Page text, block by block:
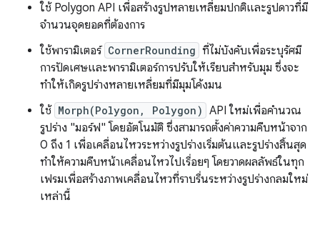
ใช้ Polygon API เพื่อสร้างรูปหลายเหลี่ยมปกติและรูปดาวที่มี
จำนวนจุดยอดที่ต้องการ
ใช้พารามิเตอร์ CornerRounding ที่ไม่บังคับเพื่อระบุรัศมี
การปัดเศษและพารามิเตอร์การปรับให้เรียบสำหรับมุม ซึ่งจะ
ทำให้เกิดรูปร่างหลายเหลี่ยมที่มีมุมโค้งมน
ใช้ Morph(Polygon, Polygon) API ใหม่เพื่อคำนวณ
รูปร่าง "มอร์ฟ" โดยอัตโนมัติ ซึ่งสามารถตั้งค่าความคืบหน้าจาก
0 ถึง 1 เพื่อเคลื่อนไหวระหว่างรูปร่างเริ่มต้นและรูปร่างสิ้นสุด
ทำให้ความคืบหน้าเคลื่อนไหวไปเรื่อยๆ โดยวาดผลลัพธ์ในทุก
เฟรมเพื่อสร้างภาพเคลื่อนไหวที่ราบรื่นระหว่างรูปร่างกลมใหม่
เหล่านี้